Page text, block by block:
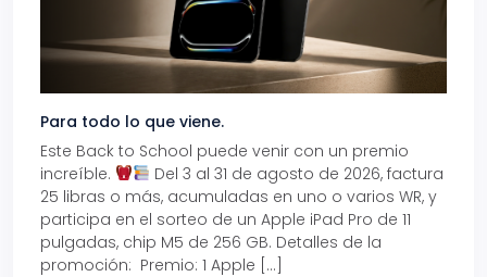
Para todo lo que viene.
Este Back to School puede venir con un premio
increíble.
Del 3 al 31 de agosto de 2026, factura
25 libras o más, acumuladas en uno o varios WR, y
participa en el sorteo de un Apple iPad Pro de 11
pulgadas, chip M5 de 256 GB. Detalles de la
promoción: Premio: 1 Apple […]